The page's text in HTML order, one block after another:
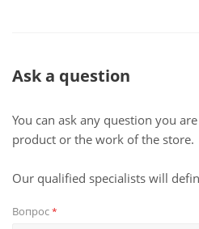
Ask a question
You can ask any question you
product or the work of the store.
Our qualified specialists will
Вопрос*